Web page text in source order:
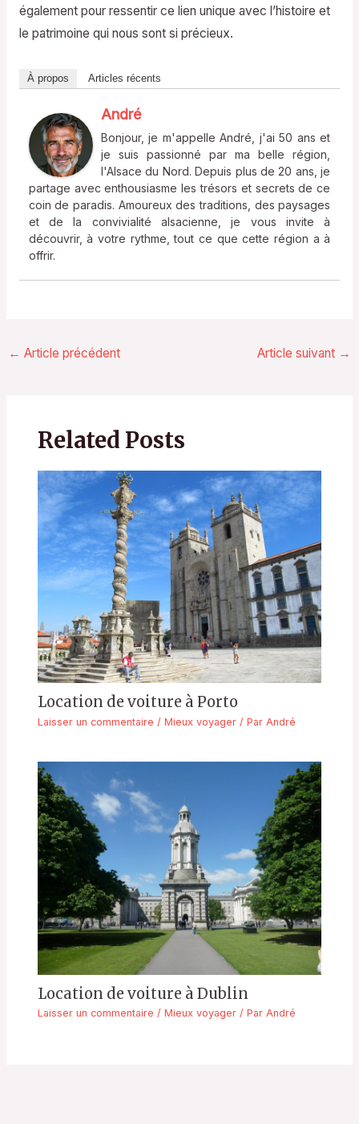
également pour ressentir ce lien unique avec l’histoire et
le patrimoine qui nous sont si précieux.
À propos Articles récents
André
Bonjour, je m'appelle André, j'ai 50 ans et
je suis passionné par ma belle région,
l'Alsace du Nord. Depuis plus de 20 ans, je
partage avec enthousiasme les trésors et secrets de ce
coin de paradis. Amoureux des traditions, des paysages
et de la convivialité alsacienne, je vous invite à
découvrir, à votre rythme, tout ce que cette région a à
offrir.
← Article précédent Article suivant →
Related Posts
Location de voiture à Porto
Laisser un commentaire /Mieux voyager / Par André
Location de voiture à Dublin
Laisser un commentaire /Mieux voyager / ParAndré